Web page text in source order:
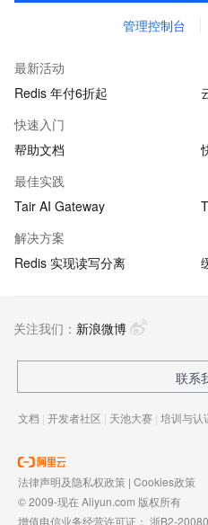
管理控制台
最新活动
Redis 年付6折起
快速入门
帮助文档
最佳实践
Tair AI Gateway
解决方案
Redis 实现读写分离
关注我们： 新浪微博
联系
文档 | 开发者社区 | 天池大赛 | 培训与认
法律声明及隐私权政策 | Cookies政策
© 2009-现在 Aliyun.com 版权所有
增值电信业务经营许可证： 浙B2-